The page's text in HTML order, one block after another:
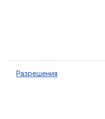
Разрешения